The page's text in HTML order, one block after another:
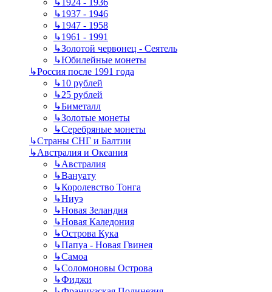
↳1937 - 1946
↳1947 - 1958
↳1961 - 1991
↳Золотой червонец - Сеятель
↳Юбилейные монеты
↳Россия после 1991 года
↳10 рублей
↳25 рублей
↳Биметалл
↳Золотые монеты
↳Серебряные монеты
↳Страны СНГ и Балтии
↳Австралия и Океания
↳Австралия
↳Вануату
↳Королевство Тонга
↳Ниуэ
↳Новая Зеландия
↳Новая Каледония
↳Острова Кука
↳Папуа - Новая Гвинея
↳Самоа
↳Соломоновы Острова
↳Фиджи